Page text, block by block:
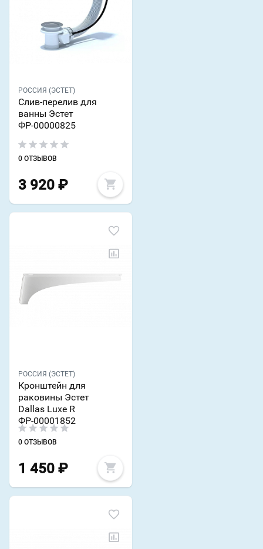
РОССИЯ (ЭСТЕТ)
Слив-перелив для
ванны Эстет
ФР-00000825
0 ОТЗЫВОВ
3 920 ₽
РОССИЯ (ЭСТЕТ)
Кронштейн для
раковины Эстет
Dallas Luxe R
ФР-00001852
0 ОТЗЫВОВ
1 450 ₽